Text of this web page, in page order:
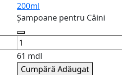
200ml
Șampoane pentru Câini
61 mdl
Cumpără Adăugat